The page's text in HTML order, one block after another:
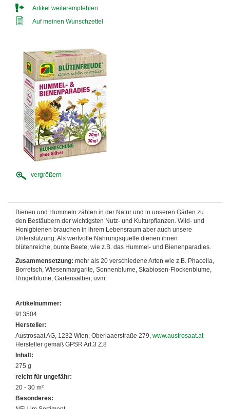
Artikel weiterempfehlen
Auf meinen Wunschzettel
vergrößern
Bienen und Hummeln zählen in der Natur und in unseren Gärten zu
den Bestäubern der wichtigsten Nutz- und Kulturpflanzen. Wild- und
Honigbienen brauchen in ihrem Lebensraum aber auch unsere
Unterstützung. Als wertvolle Nahrungsquelle dienen ihnen
blütenreiche, bunte Beete, wie z.B. das Hummel- und Bienenparadies.
Zusammensetzung: mehr als 20 verschiedene Arten wie z.B. Phacelia,
Borretsch, Wiesenmargarite, Sonnenblume, Skabiosen-Flockenblume,
Ringelblume, Gartensalbei, uvm.
Artikelnummer:
913504
Hersteller:
Austrosaat AG, 1232 Wien, Oberlaaerstraße 279, www.austrosaat.at
Hersteller gemäß GPSR Art.3 Z.8
Inhalt:
275 g
reicht für ungefähr:
20 - 30 m²
Besonderes: